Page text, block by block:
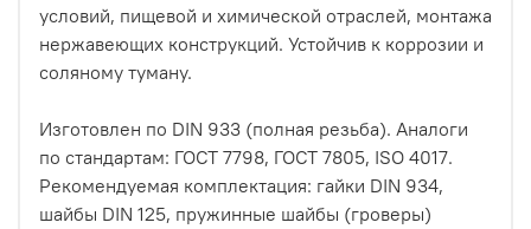
условий, пищевой и химической отраслей, монтажа
нержавеющих конструкций. Устойчив к коррозии и
соляному туману.
Изготовлен по DIN 933 (полная резьба). Аналоги
по стандартам: ГОСТ 7798, ГОСТ 7805, ISO 4017.
Рекомендуемая комплектация: гайки DIN 934,
шайбы DIN 125, пружинные шайбы (гроверы)